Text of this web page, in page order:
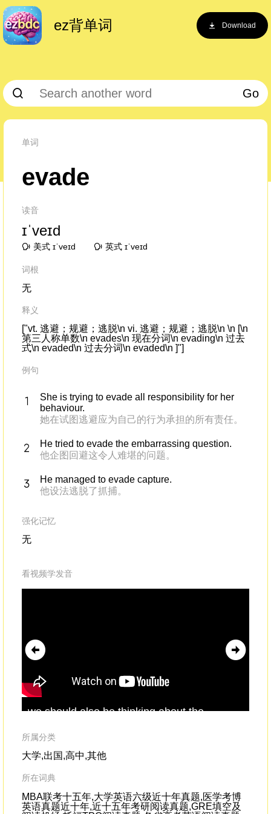
ez背单词 Download
Go
单词
evade
读音
ɪˈveɪd
美式 ɪˈveɪd 英式 ɪˈveɪd
词根
无
释义
["vt. 逃避；规避；逃脱\n vi. 逃避；规避；逃脱\n \n [\n
第三人称单数\n evades\n 现在分词\n evading\n 过去
式\n evaded\n 过去分词\n evaded\n ]"]
例句
She is trying to evade all responsibility for her
behaviour.
她在试图逃避应为自己的行为承担的所有责任。
He tried to evade the embarrassing question.
他企图回避这令人难堪的问题。
He managed to evade capture.
他设法逃脱了抓捕。
强化记忆
无
看视频学发音
we should also be thinking about the
them.There might be people willing to do
that.
所属分类
大学,出国,高中,其他
所在词典
MBA联考十五年,大学英语六级近十年真题,医学考博
英语真题近十年,近十五年考研阅读真题,GRE填空及